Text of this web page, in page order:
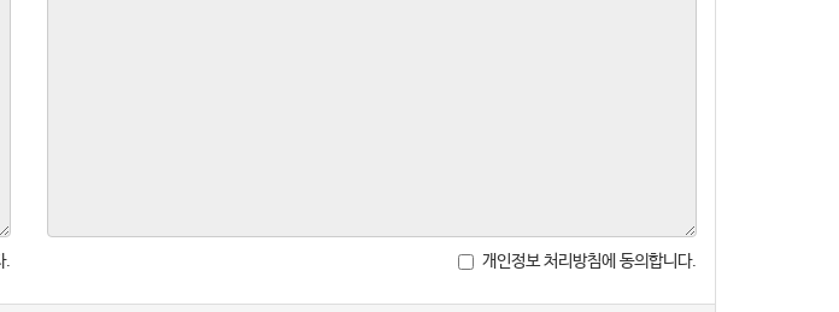
. 개인정보 처리방침에 동의합니다.